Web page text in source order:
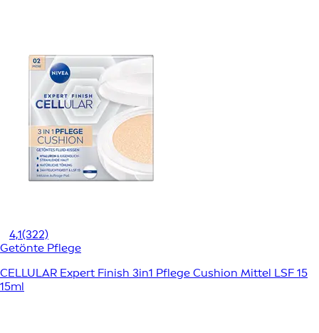
4,1(322)
Getönte Pflege
CELLULAR Expert Finish 3in1 Pflege Cushion Mittel LSF 15
15ml